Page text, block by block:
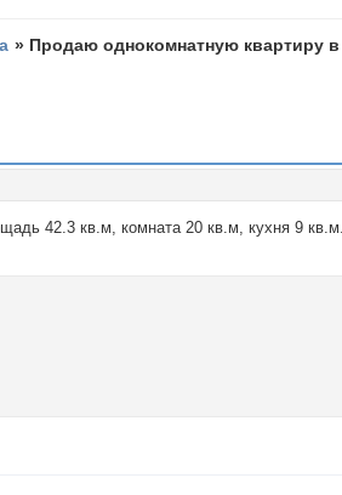
» Продаю однокомнатную квартиру в
42.3 кв.м, комната 20 кв.м, кухня 9